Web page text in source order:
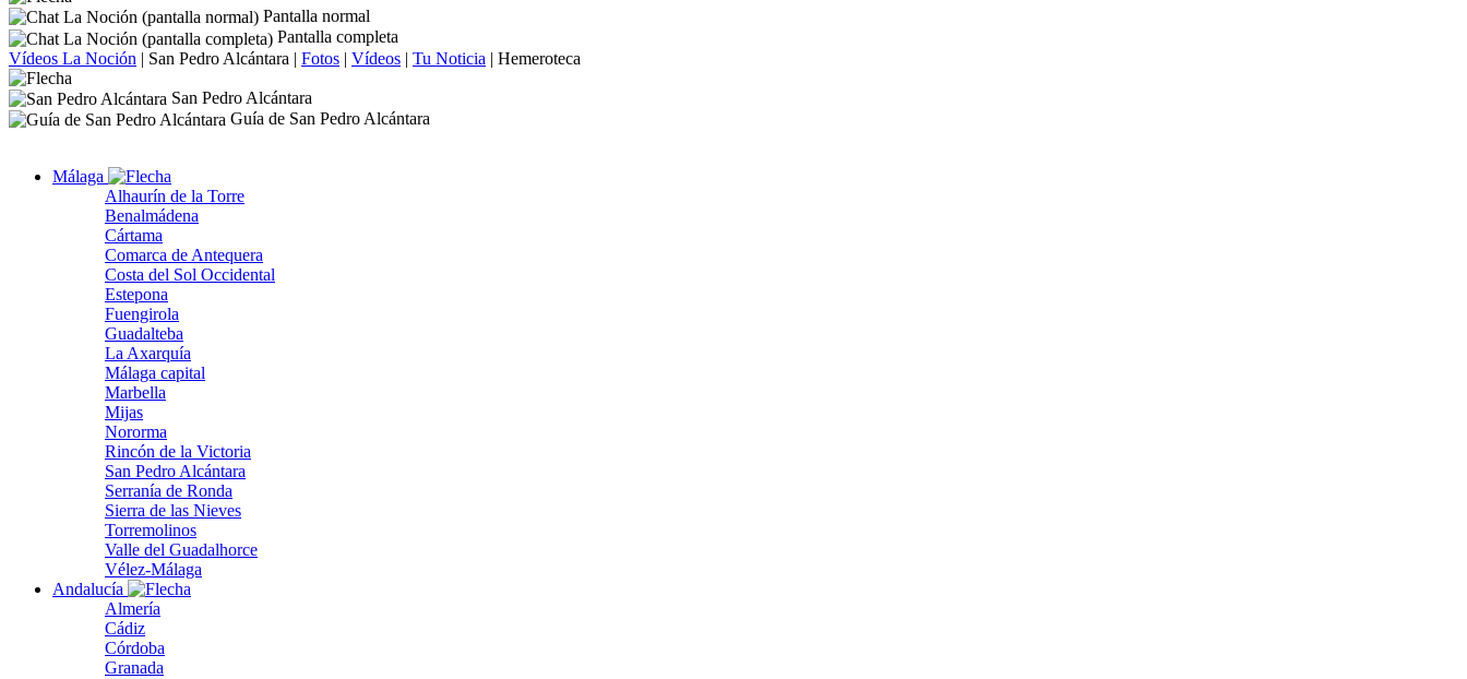
Pantalla normal
Pantalla completa
Vídeos La Noción | San Pedro Alcántara | Fotos | Vídeos | Tu Noticia | Hemeroteca
San Pedro Alcántara
Guía de San Pedro Alcántara
Málaga
Alhaurín de la Torre
Benalmádena
Cártama
Comarca de Antequera
Costa del Sol Occidental
Estepona
Fuengirola
Guadalteba
La Axarquía
Málaga capital
Marbella
Mijas
Nororma
Rincón de la Victoria
San Pedro Alcántara
Serranía de Ronda
Sierra de las Nieves
Torremolinos
Valle del Guadalhorce
Vélez-Málaga
Andalucía
Almería
Cádiz
Córdoba
Granada